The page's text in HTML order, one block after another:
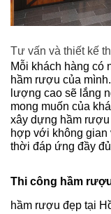
Tư vấn và thiết kế
Mỗi khách hàng có
hầm rượu của
lượng cao sẽ lắng
mong muốn của
xây dựng hầm rượu
hợp với không gian
thời đáp ứng đầy
Thi công hầm
hầm rượu đẹp tại